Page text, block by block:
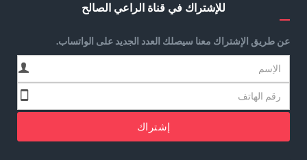
للإشتراك في قناة الراعي الصالح
عن طريق الإشتراك معنا سيصلك العدد الجديد على الواتساب.
إشتراك